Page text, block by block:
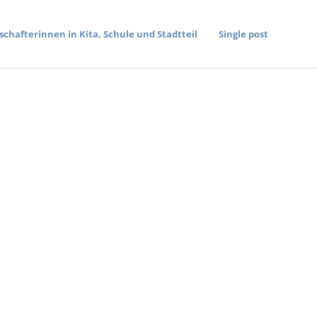
in Kita, Schule und Stadtteil Single post